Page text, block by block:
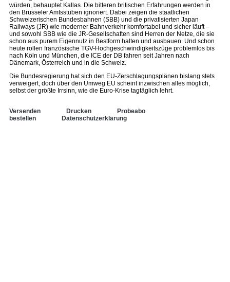
würden, behauptet Kallas. Die bitteren britischen Erfahrungen werden in
den Brüsseler Amtsstuben ignoriert. Dabei zeigen die staatlichen
Schweizerischen Bundesbahnen (SBB) und die privatisierten Japan
Railways (JR) wie moderner Bahnverkehr komfortabel und sicher läuft –
und sowohl SBB wie die JR-Gesellschaften sind Herren der Netze, die sie
schon aus purem Eigennutz in Bestform halten und ausbauen. Und schon
heute rollen französische TGV-Hochgeschwindigkeitszüge problemlos bis
nach Köln und München, die ICE der DB fahren seit Jahren nach
Dänemark, Österreich und in die Schweiz.
Die Bundesregierung hat sich den EU-Zerschlagungsplänen bislang stets
verweigert, doch über den Umweg EU scheint inzwischen alles möglich,
selbst der größte Irrsinn, wie die Euro-Krise tagtäglich lehrt.
Versenden Drucken
Probeabo
bestellen
Datenschutzerklärung